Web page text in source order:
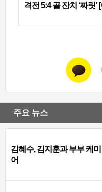
격전 5:4 골 잔치 ‘짜릿’
주요 뉴스
김혜수, 김지훈과 부부 케미
어